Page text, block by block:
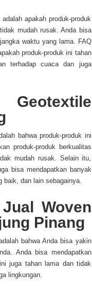
apakah produk-produk
mudah rusak. Anda bisa
waktu yang lama. FAQ
produk-produk ini tahan
terhadap cuaca dan juga
bahwa produk-produk ini
produk-produk berkualitas
mudah rusak. Selain itu,
bisa mendapatkan banyak
baik, dan lain sebagainya.
Woven
Pinang
bahwa Anda bisa yakin
Anda bisa mendapatkan
juga tahan lama dan tidak
lingkungan.